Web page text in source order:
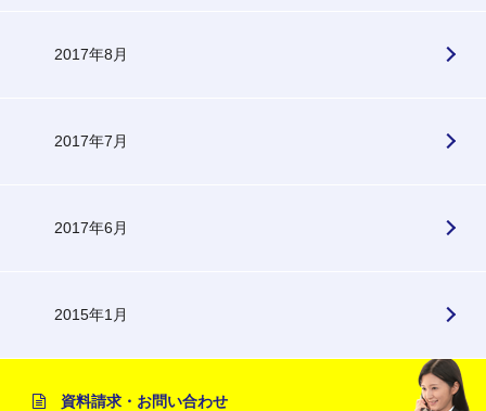
2017年8月
2017年7月
2017年6月
2015年1月
資料請求・お問い合わせ